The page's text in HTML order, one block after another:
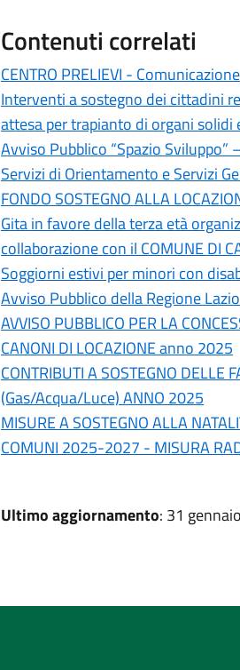
Contenuti correlati
CENTRO PRELIEVI - Comunicazione
Interventi a sostegno dei cittadini
attesa per trapianto di organi solidi
Avviso Pubblico “Spazio Sviluppo”
Servizi di Orientamento e Servizi
FONDO SOSTEGNO ALLA
Gita in favore della terza età
collaborazione con il COMUNE DI
Soggiorni estivi per minori con
Avviso Pubblico della Regione
AVVISO PUBBLICO PER LA
CANONI DI LOCAZIONE anno 2025
CONTRIBUTI A SOSTEGNO DELLE
(Gas/Acqua/Luce) ANNO 2025
MISURE A SOSTEGNO ALLA
COMUNI 2025-2027 - MISURA
Ultimo aggiornamento: 31